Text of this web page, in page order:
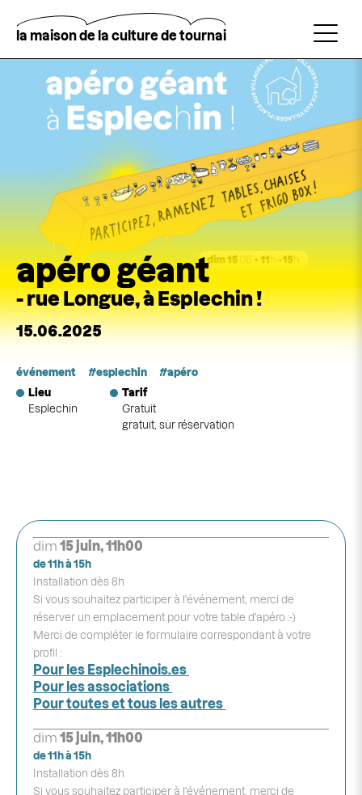
contenu
principal
la maison de la culture de tournai
apéro géant
- rue Longue, à Esplechin !
15.06.2025
événement esplechin
apéro
Lieu
Esplechin
Tarif
Gratuit
gratuit, sur réservation
dim 15 juin, 11h00
de 11h à 15h
Installation dès 8h
Si vous souhaitez participer à l'événement, merci de
réserver un emplacement pour votre table d'apéro :-)
Merci de compléter le formulaire correspondant à votre
profil :
Pour les Esplechinois.es
Pour les associations
Pour toutes et tous les autres
dim 15 juin, 11h00
de 11h à 15h
Installation dès 8h
Si vous souhaitez participer à l'événement, merci de